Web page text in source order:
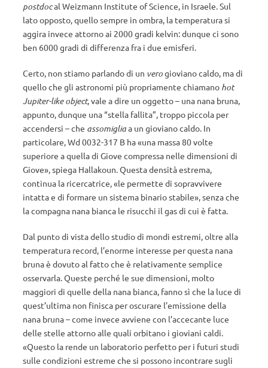
postdocal Weizmann Institute of Science, in Israele. Sul
lato opposto, quello sempre in ombra, la temperatura si
aggira invece attorno ai 2000 gradi kelvin: dunque ci sono
ben 6000 gradi di differenza fra i due emisferi.
Certo, non stiamo parlando di un verogioviano caldo, ma di
quello che gli astronomi più propriamente chiamano hot
Jupiter-like object, vale a dire un oggetto – una nana bruna,
appunto, dunque una “stella fallita”, troppo piccola per
accendersi – che assomigliaa un gioviano caldo. In
particolare, Wd 0032-317 B ha «una massa 80 volte
superiore a quella di Giove compressa nelle dimensioni di
Giove», spiega Hallakoun. Questa densità estrema,
continua la ricercatrice, «le permette di sopravvivere
intatta e di formare un sistema binario stabile», senza che
la compagna nana bianca le risucchi il gas di cui è fatta.
Dal punto di vista dello studio di mondi estremi, oltre alla
temperatura record, l’enorme interesse per questa nana
bruna è dovuto al fatto che è relativamente semplice
osservarla. Queste perché le sue dimensioni, molto
maggiori di quelle della nana bianca, fanno sì che la luce di
quest’ultima non finisca per oscurare l’emissione della
nana bruna – come invece avviene con l’accecante luce
delle stelle attorno alle quali orbitano i gioviani caldi.
«Questo la rende un laboratorio perfetto per i futuri studi
sulle condizioni estreme che si possono incontrare sugli